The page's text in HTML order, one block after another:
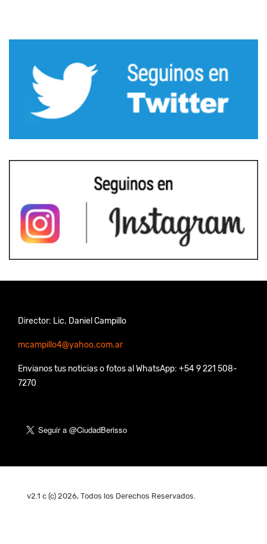
Director: Lic. Daniel Campillo
mcampillo4@yahoo.com.ar
Envianos tus noticias o fotos al WhatsApp: +54 9 221 508-
7270
v2.1 c (c) 2026, Todos los Derechos Reservados.